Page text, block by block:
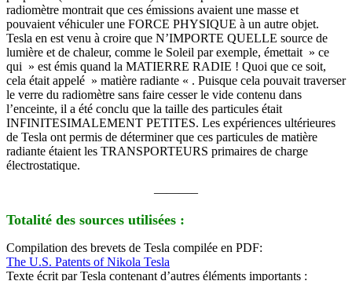
radiomètre montrait que ces émissions avaient une masse et
pouvaient véhiculer une FORCE PHYSIQUE à un autre objet.
Tesla en est venu à croire que N’IMPORTE QUELLE source de
lumière et de chaleur, comme le Soleil par exemple, émettait » ce
qui » est émis quand la MATIERRE RADIE ! Quoi que ce soit,
cela était appelé » matière radiante « . Puisque cela pouvait traverser
le verre du radiomètre sans faire cesser le vide contenu dans
l’enceinte, il a été conclu que la taille des particules était
INFINITESIMALEMENT PETITES. Les expériences ultérieures
de Tesla ont permis de déterminer que ces particules de matière
radiante étaient les TRANSPORTEURS primaires de charge
électrostatique.
———–
Totalité des sources utilisées :
Compilation des brevets de Tesla compilée en PDF:
The U.S. Patents of Nikola Tesla
Texte écrit par Tesla contenant d’autres éléments importants :